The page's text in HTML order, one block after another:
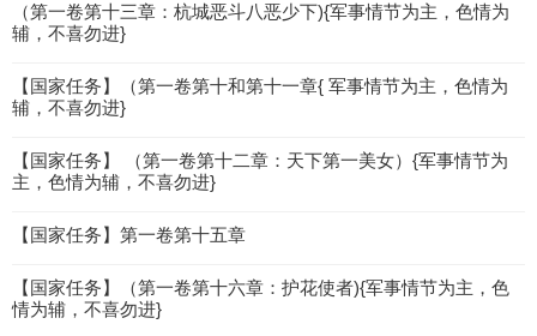
（第一卷第十三章：杭城恶斗八恶少下){军事情节为主，色情为
辅，不喜勿进}
【国家任务】（第一卷第十和第十一章{ 军事情节为主，色情为
辅，不喜勿进}
【国家任务】 （第一卷第十二章：天下第一美女）{军事情节为
主，色情为辅，不喜勿进}
【国家任务】第一卷第十五章
【国家任务】（第一卷第十六章：护花使者){军事情节为主，色
情为辅，不喜勿进}